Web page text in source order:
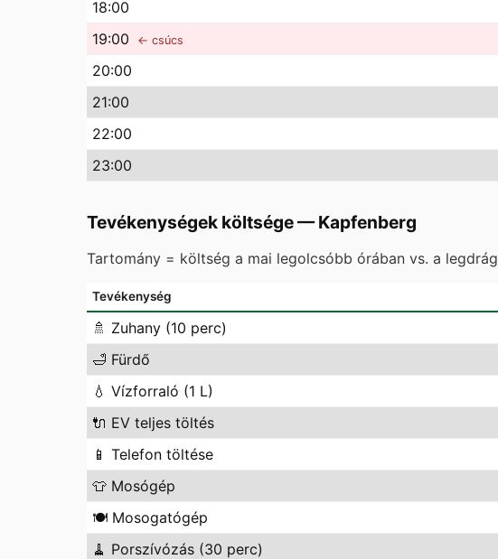
18:00
19:00 ← csúcs
20:00
21:00
22:00
23:00
Tevékenységek költsége—Kapfenberg
Tartomány = költség a mai legolcsóbb órában vs. a
Tevékenység
🚿 Zuhany (10 perc)
🛁 Fürdő
💧 Vízforraló (1 L)
🔌 EV teljes töltés
📱 Telefon töltése
👕 Mosógép
🍽️ Mosogatógép
🧹 Porszívózás (30 perc)